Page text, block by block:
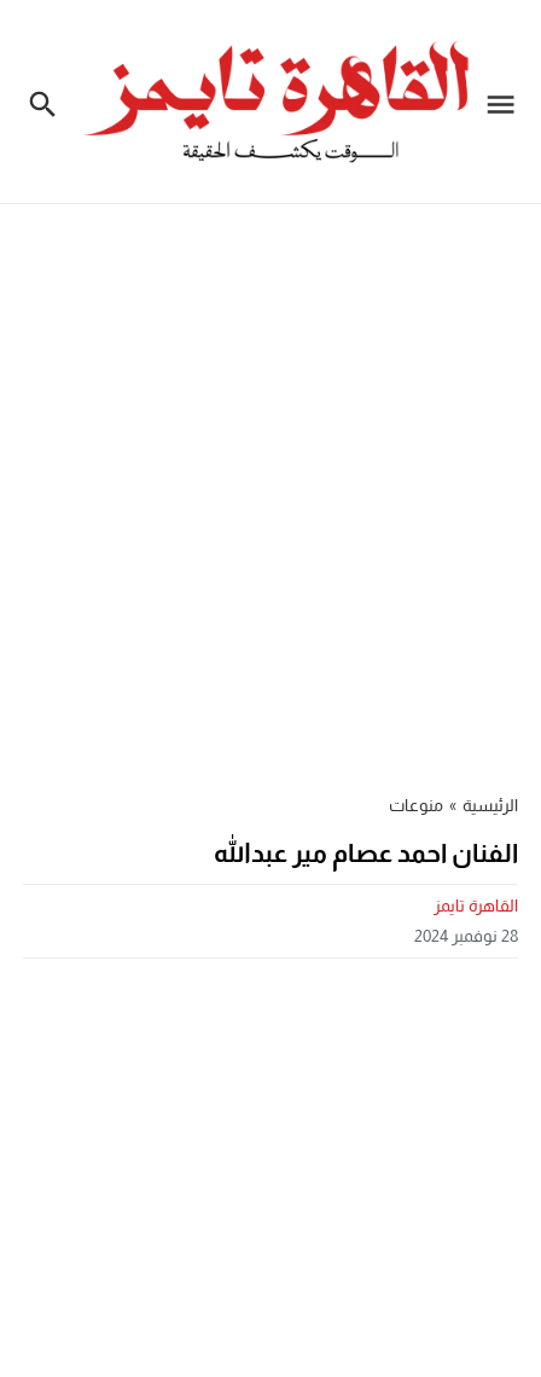
الرئيسية » منوعات
الفنان احمد عصام مير عبدالله
القاهرة تايمز
28 نوفمبر 2024